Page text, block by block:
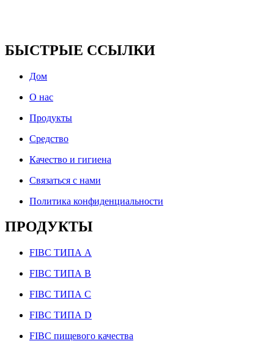
БЫСТРЫЕ ССЫЛКИ
Дом
О нас
Продукты
Средство
Качество и гигиена
Связаться с нами
Политика конфиденциальности
ПРОДУКТЫ
FIBC ТИПА А
FIBC ТИПА B
FIBC ТИПА C
FIBC ТИПА D
FIBC пищевого качества